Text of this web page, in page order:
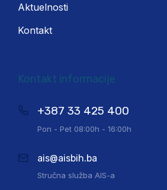
Aktuelnosti
Kontakt
Kontakt informacije
+387 33 425 400
Pon - Pet 08:00h - 16:00h
ais@aisbih.ba
Stručna služba AIS-a